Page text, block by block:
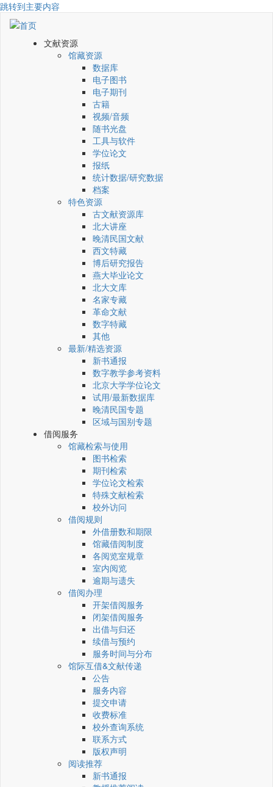
跳转到主要内容
文献资源
馆藏资源
数据库
电子图书
电子期刊
古籍
视频/音频
随书光盘
工具与软件
学位论文
报纸
统计数据/研究数据
档案
特色资源
古文献资源库
北大讲座
晚清民国文献
西文特藏
博后研究报告
燕大毕业论文
北大文库
名家专藏
革命文献
数字特藏
其他
最新/精选资源
新书通报
数字教学参考资料
北京大学学位论文
试用/最新数据库
晚清民国专题
区域与国别专题
借阅服务
馆藏检索与使用
图书检索
期刊检索
学位论文检索
特殊文献检索
校外访问
借阅规则
外借册数和期限
馆藏借阅制度
各阅览室规章
室内阅览
逾期与遗失
借阅办理
开架借阅服务
闭架借阅服务
出借与归还
续借与预约
服务时间与分布
馆际互借&文献传递
公告
服务内容
提交申请
收费标准
校外查询系统
联系方式
版权声明
阅读推荐
新书通报